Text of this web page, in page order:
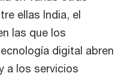
ellas India, el
las que los
digital abren
a los servicios